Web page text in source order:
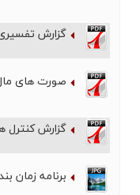
گزارش تفسیری مدیریت
صورت های مال سال 1402
گزارش کنترل
برنامه زمان